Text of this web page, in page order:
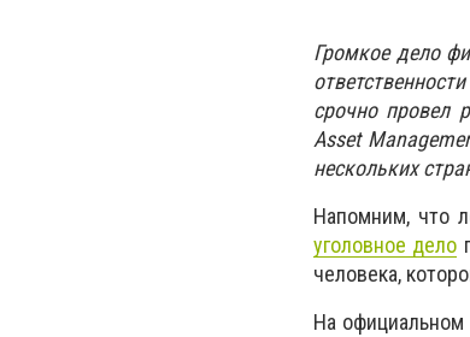
Громкое дело
срочно провел
Asset
нескольких
Напомним, что
уголовное дело
человека,
На официальном